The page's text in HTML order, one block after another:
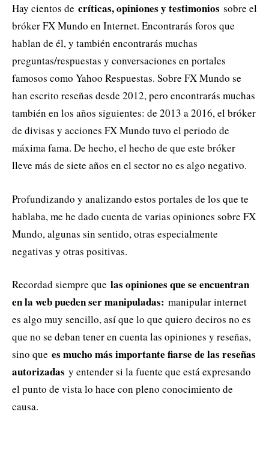
Hay cientos de críticas, opiniones y testimonios sobre el
bróker FX Mundo en Internet. Encontrarás foros que
hablan de él, y también encontrarás muchas
preguntas/respuestas y conversaciones en portales
famosos como Yahoo Respuestas. Sobre FX Mundo se
han escrito reseñas desde 2012, pero encontrarás muchas
también en los años siguientes: de 2013 a 2016, el bróker
de divisas y acciones FX Mundo tuvo el periodo de
máxima fama. De hecho, el hecho de que este bróker
lleve más de siete años en el sector no es algo negativo.
Profundizando y analizando estos portales de los que te
hablaba, me he dado cuenta de varias opiniones sobre FX
Mundo, algunas sin sentido, otras especialmente
negativas y otras positivas.
Recordad siempre que las opiniones que se encuentran
en la web pueden ser manipuladas: manipular internet
es algo muy sencillo, así que lo que quiero deciros no es
que no se deban tener en cuenta las opiniones y reseñas,
sino que es mucho más importante fiarse de las reseñas
autorizadas y entender si la fuente que está expresando
el punto de vista lo hace con pleno conocimiento de
causa.